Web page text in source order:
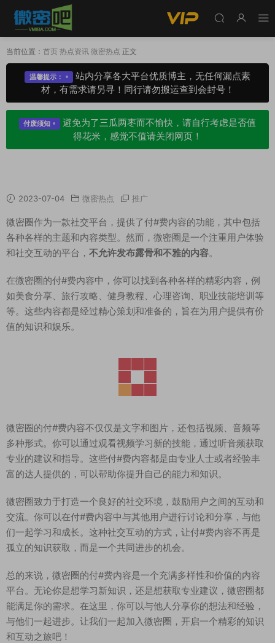
当前位置： 首页 热点资讯 微密热点 正文
温馨提示：
站内分享各大平台优质博主，无任何漏点素
材，有需求请另寻！同行请勿搬运查到会封号！
付废须知
避免为了三瓜两枣而不愉快，请自行考虑是否值
得花米，感觉不值请关闭网页！
2023-07-04 微密热点 推广
微密圈作为一款社交平台，提供了付#费内容的功能，其中包括
各种各样的主题和内容类型。然而，微密圈是一个注重用户体验
和社交互动的平台， 不允许发布露骨和不雅的内容。
在微密圈的付#费内容中，你可以找到各种各样的精彩内容，例
如美食分享、旅行攻略、健身教程、心理咨询、职业技能培训等
等。这些内容都是经过精心策划和准备的，旨在为用户提供有价
值的知识和娱乐。
微密圈的付#费内容不仅仅是文字和图片，还包括视频、音频等
多种形式。你可以通过观看视频学习新的技能，通过听音频获取
专业的建议和指导。这些付#费内容都是由专业人士或者经验丰
富的达人提供的，可以帮助你提升自己的能力和知识。
微密圈致力于打造一个良好的社交环境，鼓励用户之间的互动和
交流。你可以在付#费内容中与其他用户进行讨论和分享，与他
们一起学习和成长。这种社交互动的方式，让付#费内容不再是
孤立的知识获取，而是一个共同进步的机会。
总的来说，微密圈的付#费内容是一个充满多样性和价值的内容
平台。无论你是想学习新知识，还是想获取专业建议，微密圈都
能满足你的需求。在这里，你可以与他人分享你的想法和经验，
与他们一起进步。让我们一起加入微密圈，开启一个精彩的知识
和互动之旅吧！